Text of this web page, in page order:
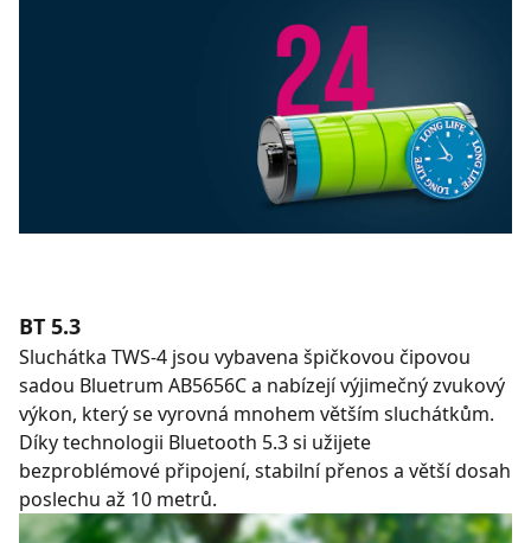
BT 5.3
Sluchátka TWS-4 jsou vybavena špičkovou čipovou
sadou Bluetrum AB5656C a nabízejí výjimečný zvukový
výkon, který se vyrovná mnohem větším sluchátkům.
Díky technologii Bluetooth 5.3 si užijete
bezproblémové připojení, stabilní přenos a větší dosah
poslechu až 10 metrů.